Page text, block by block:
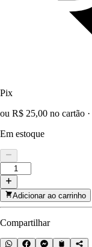
Pix
ou R$ 25,00 no cartão ·
Em estoque
Adicionar ao carrinho
Compartilhar